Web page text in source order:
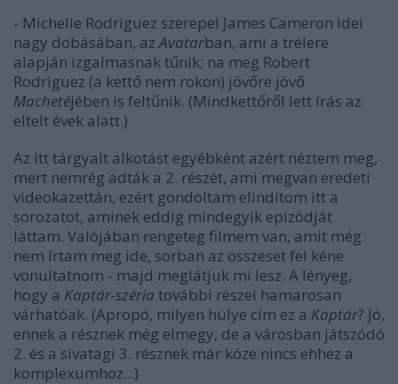
- Michelle Rodriguez szerepel James Cameron idei
nagy dobásában, azAvatarban, ami a trélere
alapján izgalmasnak tűnik; na meg Robert
Rodriguez (a kettő nem rokon) jövőre jövő
Machetéjében is feltűnik. (Mindkettőről lett írás az
eltelt évek alatt.)
Az itt tárgyalt alkotást egyébként azért néztem meg,
mert nemrég adták a 2. részét, ami megvan eredeti
videokazettán, ezért gondoltam elindítom itt a
sorozatot, aminek eddig mindegyik epizódját
láttam. Valójában rengeteg filmem van, amit még
nem írtam meg ide, sorban az összeset fel kéne
vonultatnom - majd meglátjuk mi lesz. A lényeg,
hogy a Kaptár-széria további részei hamarosan
várhatóak. (Apropó, milyen hülye cím ez a Kaptár? Jó,
ennek a résznek még elmegy, de a városban játszódó
2. és a sivatagi 3. résznek már köze nincs ehhez a
komplexumhoz...)